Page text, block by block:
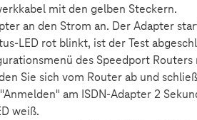
mit den gelben Steckern.
an den Strom an. Der Adapter
LED rot blinkt, ist der Test
des Speedport
Sie sich vom Router ab und
am ISDN-Adapter 2
weiß.